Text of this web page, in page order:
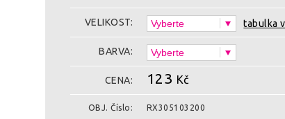
VELIKOST: tabulka
BARVA:
CENA: 123 Kč
OBJ. Číslo: RX305103200